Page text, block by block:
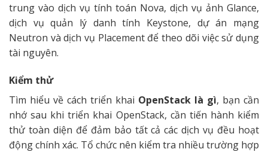
trung vào dịch vụ tính toán Nova, dịch vụ ảnh Glance,
dịch vụ quản lý danh tính Keystone, dự án mạng
Neutron và dịch vụ Placement để theo dõi việc sử dụng
tài nguyên.
Kiểm thử
Tìm hiểu về cách triển khai OpenStack là gì, bạn cần
nhớ sau khi triển khai OpenStack, cần tiến hành kiểm
thử toàn diện để đảm bảo tất cả các dịch vụ đều hoạt
động chính xác. Tổ chức nên kiểm tra nhiều trường hợp